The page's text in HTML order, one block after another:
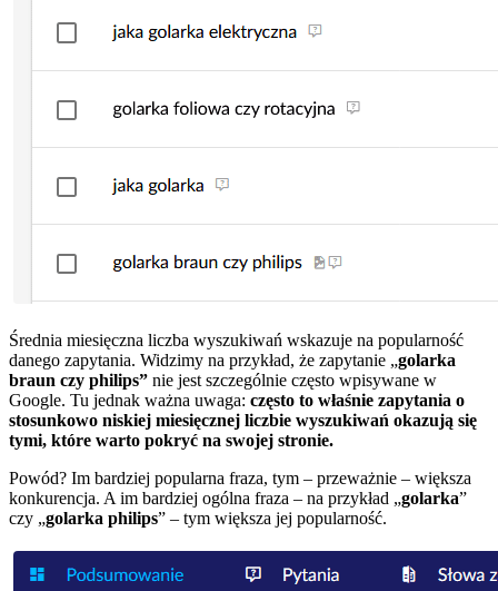
Średnia miesięczna liczba wyszukiwań wskazuje na popularność
danego zapytania. Widzimy na przykład, że zapytanie „golarka
braun czy philips” nie jest szczególnie często wpisywane w
Google. Tu jednak ważna uwaga: często to właśnie zapytania o
stosunkowo niskiej miesięcznej liczbie wyszukiwań okazują się
tymi, które warto pokryć na swojej stronie.
Powód? Im bardziej popularna fraza, tym – przeważnie – większa
konkurencja. A im bardziej ogólna fraza – na przykład „golarka”
czy „golarka philips” – tym większa jej popularność.